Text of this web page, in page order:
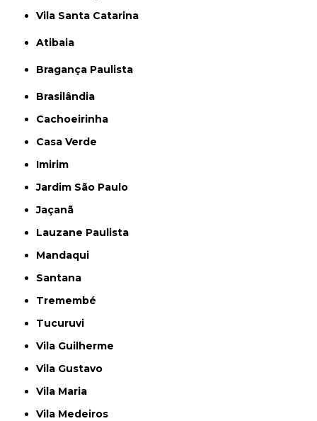
Vila Santa Catarina
Atibaia
Bragança Paulista
Brasilândia
Cachoeirinha
Casa Verde
Imirim
Jardim São Paulo
Jaçanã
Lauzane Paulista
Mandaqui
Santana
Tremembé
Tucuruvi
Vila Guilherme
Vila Gustavo
Vila Maria
Vila Medeiros